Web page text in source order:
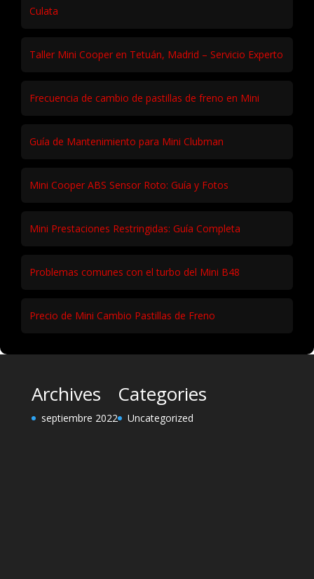
Culata
Taller Mini Cooper en Tetuán, Madrid – Servicio Experto
Frecuencia de cambio de pastillas de freno en Mini
Guía de Mantenimiento para Mini Clubman
Mini Cooper ABS Sensor Roto: Guía y Fotos
Mini Prestaciones Restringidas: Guía Completa
Problemas comunes con el turbo del Mini B48
Precio de Mini Cambio Pastillas de Freno
Archives
septiembre 2022
Categories
Uncategorized